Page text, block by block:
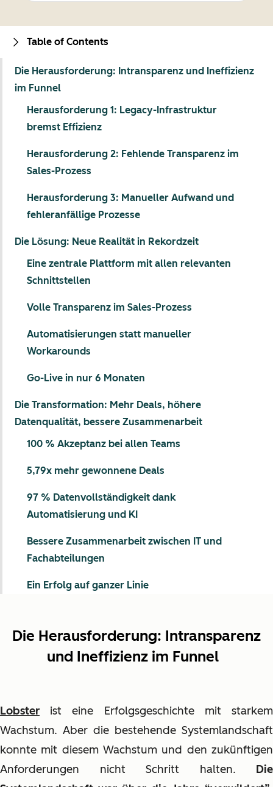
Die Herausforderung: Intransparenz
und Ineffizienz im Funnel
Lobster ist eine Erfolgsgeschichte mit starkem
Wachstum. Aber die bestehende Systemlandschaft
konnte mit diesem Wachstum und den zukünftigen
Anforderungen nicht Schritt halten. Die
Table of Contents
Die Herausforderung: Intransparenz und Ineffizienz
im Funnel
Herausforderung 1: Legacy-Infrastruktur
bremst Effizienz
Herausforderung 2: Fehlende Transparenz im
Sales-Prozess
Herausforderung 3: Manueller Aufwand und
fehleranfällige Prozesse
Die Lösung: Neue Realität in Rekordzeit
Eine zentrale Plattform mit allen relevanten
Schnittstellen
Volle Transparenz im Sales-Prozess
Automatisierungen statt manueller
Workarounds
Go-Live in nur 6 Monaten
Die Transformation: Mehr Deals, höhere
Datenqualität, bessere Zusammenarbeit
100 % Akzeptanz bei allen Teams
5,79x mehr gewonnene Deals
97 % Datenvollständigkeit dank
Automatisierung und KI
Bessere Zusammenarbeit zwischen IT und
Fachabteilungen
Ein Erfolg auf ganzer Linie